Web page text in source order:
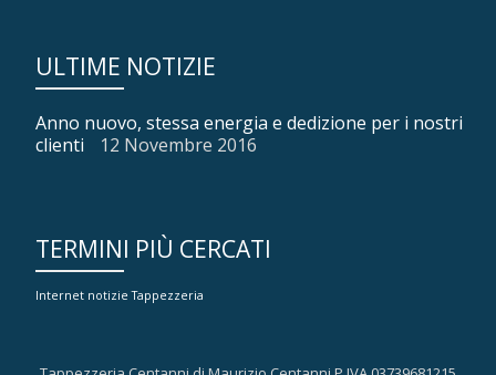
ULTIME NOTIZIE
Anno nuovo, stessa energia e dedizione per i nostri
clienti
12 Novembre 2016
TERMINI PIÙ CERCATI
Internet notizie Tappezzeria